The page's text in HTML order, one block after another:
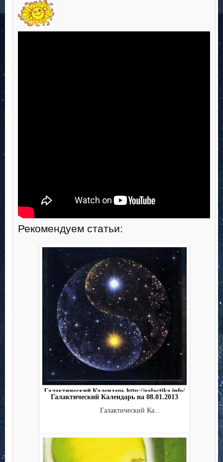
Рекомендуем статьи:
Галактический Календарь на 08.01.2013
Галактический Ка...